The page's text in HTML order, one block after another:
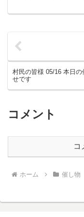
村民の皆様 05/16 本日の
せです
コメント
コ
ホーム 催し物